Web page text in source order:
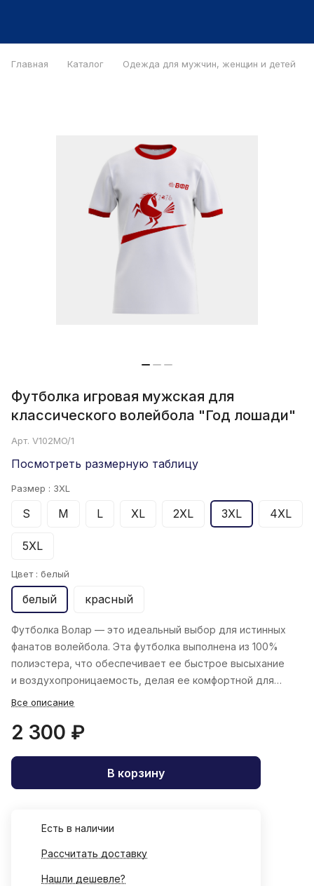
Главная Каталог Одежда для мужчин, женщин и детей
Футболка игровая мужская для
классического волейбола "Год лошади"
Арт. V102MO/1
Посмотреть размерную таблицу
Размер : 3XL
S M L XL 2XL 3XL 4XL
5XL
Цвет : белый
белый красный
Футболка Волар — это идеальный выбор для истинных
фанатов волейбола. Эта футболка выполнена из 100%
полиэстера, что обеспечивает ее быстрое высыхание
и воздухопроницаемость, делая ее комфортной для
тренировок.
Все описание
2 300 ₽
В корзину
Есть в наличии
Рассчитать доставку
Нашли дешевле?